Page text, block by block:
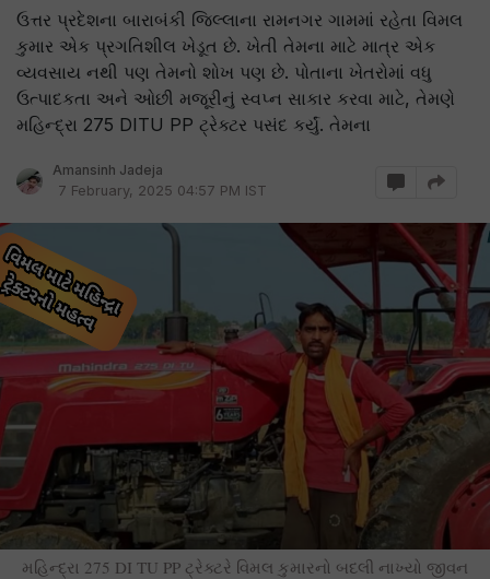
ઉત્તર પ્રદેશના બારાબંકી જિલ્લાના રામનગર ગામમાં રહેતા વિમલ
કુમાર એક પ્રગતિશીલ ખેડૂત છે. ખેતી તેમના માટે માત્ર એક
વ્યવસાય નથી પણ તેમનો શોખ પણ છે. પોતાના ખેતરોમાં વધુ
ઉત્પાદકતા અને ઓછી મજૂરીનું સ્વપ્ન સાકાર કરવા માટે, તેમણે
મહિન્દ્રા 275 DITU PP ટ્રેક્ટર પસંદ કર્યું. તેમના
Amansinh Jadeja
7 February, 2025 04:57 PM IST
મહિન્દ્રા 275 DI TU PP ટ્રેક્ટરે વિમલ કુમારનો બદલી નાખ્યો જીવન